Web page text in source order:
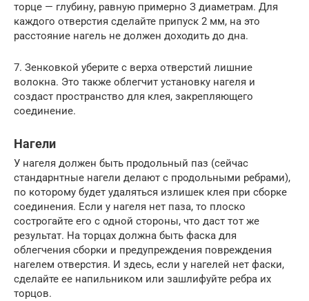
торце — глубину, равную примерно З диаметрам. Для
каждого отверстия сделайте припуск 2 мм, на это
расстояние нагель не должен доходить до дна.
7. Зенковкой уберите с верха отверстий лишние
волокна. Это также облегчит установку нагеля и
создаст пространство для клея, закрепляющего
соединение.
Нагели
У нагеля должен быть продольный паз (сейчас
стандарнтные нагели делают с продольными ребрами),
по которому будет удаляться излишек клея при сборке
соединения. Если у нагеля нет паза, то плоско
сострогайте его с одной стороны, что даст тот же
результат. На торцах должна быть фаска для
облегчения сборки и предупреждения повреждения
нагелем отверстия. И здесь, если у нагелей нет фаски,
сделайте ее напильником или зашлифуйте ребра их
торцов.